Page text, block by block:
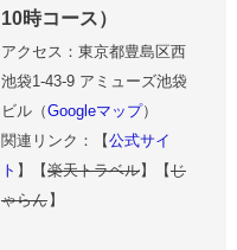
10時コース）
アクセス：東京都豊島区西
池袋1-43-9 アミューズ池袋
ビル（Googleマップ）
関連リンク：【公式サイ
ト 】【楽天トラベル】【じ
ゃらん 】